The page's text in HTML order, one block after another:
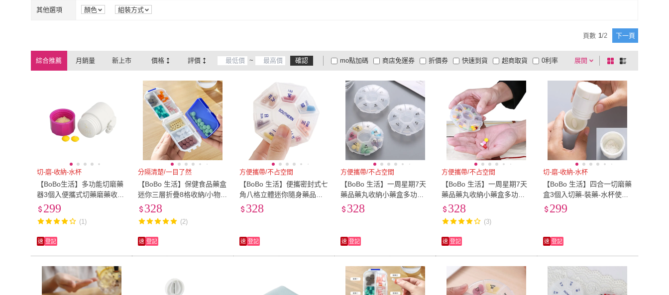
銀髮族(
男 (36
其他選項 顏色 組裝方式
頁數 1/2 下一頁
綜合推薦 月銷量 新上市 價格 評價 ~ 確認 展開
折價券
有影片
商品有量 電視購物
mo點加碼 快速到貨 超商取貨
低溫宅配
大家電安心配
大家電快配
定期配/分次配
商店免運券 0利率
超商付款
5
及以上 3 及以上 1 及以上
棋
盤
式
列
切-磨-收納-水杯
【BoBo生活】多功能切磨藥
器3個入便攜式切藥磨藥收納
藥盒(隨機色)
299
(1)
速 登記
分隔清楚/一目了然
【BoBo 生活】保健食品藥盒
迷你三層折疊8格收納/小物
收納工具盒(4入)
328
(2)
速 登記
方便攜帶/不占空間
【BoBo 生活】便攜密封式七
角八格立體迷你隨身藥品藥
丸收納小藥盒多功能飾品收
328
速 登記
方便攜帶/不占空間
【BoBo 生活】一周星期7天
藥品藥丸收納小藥盒多功能
飾品收納盒(5個入)
328
速 登記
方便攜帶/不占空間
【BoBo 生活】一周星期7天
藥品藥丸收納小藥盒多功能
飾品收納盒(5個入)
328
(3)
速 登記
切-磨-收納-水杯
【BoBo 生活】四合一切磨藥
盒3個入切藥-裝藥-水杯使用-
磨粉(隨機色)
299
速 登記